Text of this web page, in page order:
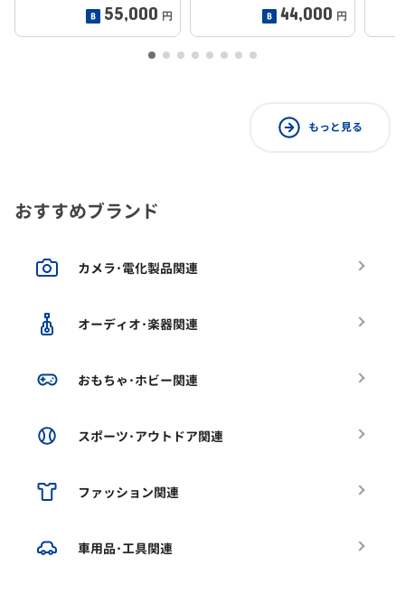
55,000 円 44,000 円
もっと見る
おすすめブランド
カメラ･電化製品関連
オーディオ･楽器関連
おもちゃ･ホビー関連
スポーツ･アウトドア関連
ファッション関連
車用品･工具関連